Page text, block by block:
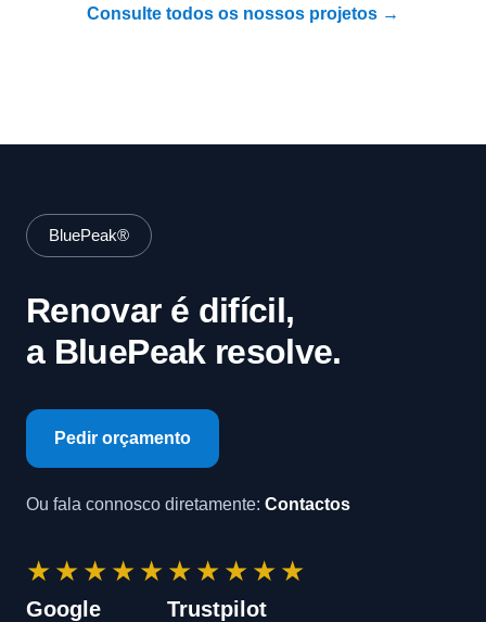
Consulte todos os nossos projetos →
BluePeak®
Renovar é difícil,
a BluePeak resolve.
Pedir orçamento
Ou fala connosco diretamente: Contactos
★★★★★
Google
★★★★★
Trustpilot